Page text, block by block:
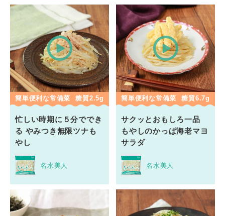
簡単便利な常備菜 糖質2.5g
忙しい時期に５分ででき
る やみつき無限ツナも
やし
名水美人
簡単便利な常備菜 糖質6.7g
サクッとおもしろ一品
もやしのかっぱ海老マヨ
サラダ
名水美人